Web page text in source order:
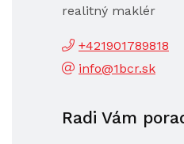
realitný maklér
+421901789818
info@1bcr.sk
Radi Vám